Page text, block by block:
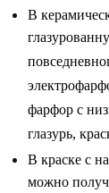
В
фарфор с
глазурь,
В краске с
можно